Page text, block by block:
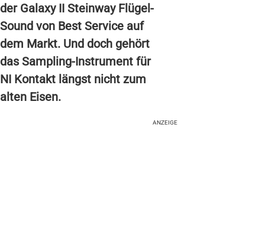
der Galaxy II Steinway Flügel-
Sound von Best Service auf
dem Markt. Und doch gehört
das Sampling-Instrument für
NI Kontakt längst nicht zum
alten Eisen.
ANZEIGE